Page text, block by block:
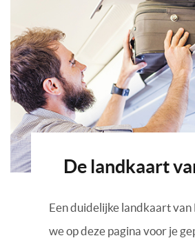
De landkaart
Een duidelijke landkaart van
we op deze pagina voor je